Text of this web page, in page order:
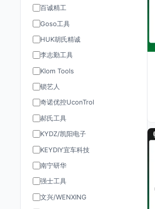
百诚精工
Goso工具
HUK胡氏精诚
李志勤工具
Klom Tools
锁艺人
奇诺优控UconTrol
郝氏工具
KYDZ/凯阳电子
KEYDIY宜车科技
南宁研华
强士工具
文兴/WENXING